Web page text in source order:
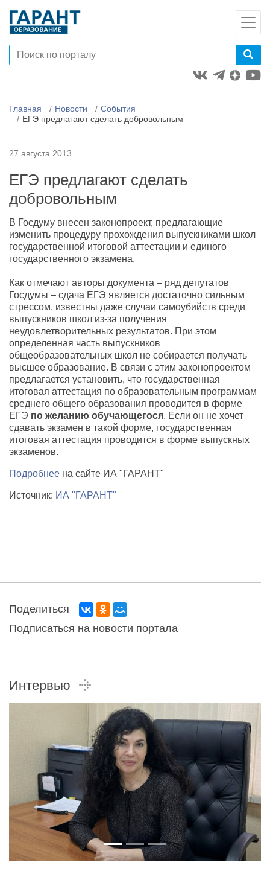
Главная Новости
События
ЕГЭ предлагают сделать добровольным
27 августа 2013
ЕГЭ предлагают сделать
добровольным
В Госдуму внесен законопроект, предлагающие
изменить процедуру прохождения выпускниками школ
государственной итоговой аттестации и единого
государственного экзамена.
Как отмечают авторы документа – ряд депутатов
Госдумы – сдача ЕГЭ является достаточно сильным
стрессом, известны даже случаи самоубийств среди
выпускников школ из-за получения
неудовлетворительных результатов. При этом
определенная часть выпускников
общеобразовательных школ не собирается получать
высшее образование. В связи с этим законопроектом
предлагается установить, что государственная
итоговая аттестация по образовательным программам
среднего общего образования проводится в форме
ЕГЭ по желанию обучающегося. Если он не хочет
сдавать экзамен в такой форме, государственная
итоговая аттестация проводится в форме выпускных
экзаменов.
Подробнее на сайте ИА "ГАРАНТ"
Источник: ИА "ГАРАНТ"
Поделиться
Подписаться на новости портала
Интервью